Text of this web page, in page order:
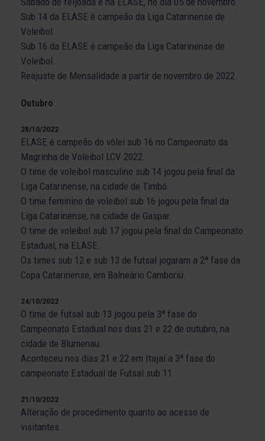
Sub 14 da ELASE é campeão da Liga Catarinense de
Voleibol.
Sub 16 da ELASE é campeão da Liga Catarinense de
Voleibol.
Reajuste de Mensalidade a partir de novembro de 2022.
Outubro
28/10/2022
ELASE é campeão do vôlei sub 16 no Campeonato da
Magrinha de Voleibol LCV 2022.
O time de voleibol masculino sub 14 jogou pela final da
Liga Catarinense, na cidade de Timbó.
O time feminino de voleibol sub 16 jogou pela final da
Liga Catarinense, na cidade de Gaspar.
O time de voleibol sub 17 jogou pela final do Campeonato
Estadual, na ELASE.
Os times sub 12 e sub 13 de futsal jogaram a 2ª fase da
Copa Catarinense, em Balneário Camboriú.
24/10/2022
O time de futsal sub 13 jogou pela 3ª fase do
Campeonato Estadual nos dias 21 e 22 de outubro, na
cidade de Blumenau.
Aconteceu nos dias 21 e 22 em Itajaí a 3ª fase do
campeonato Estadual de Futsal sub 11.
21/10/2022
Alteração de procedimento quanto ao acesso de
visitantes.